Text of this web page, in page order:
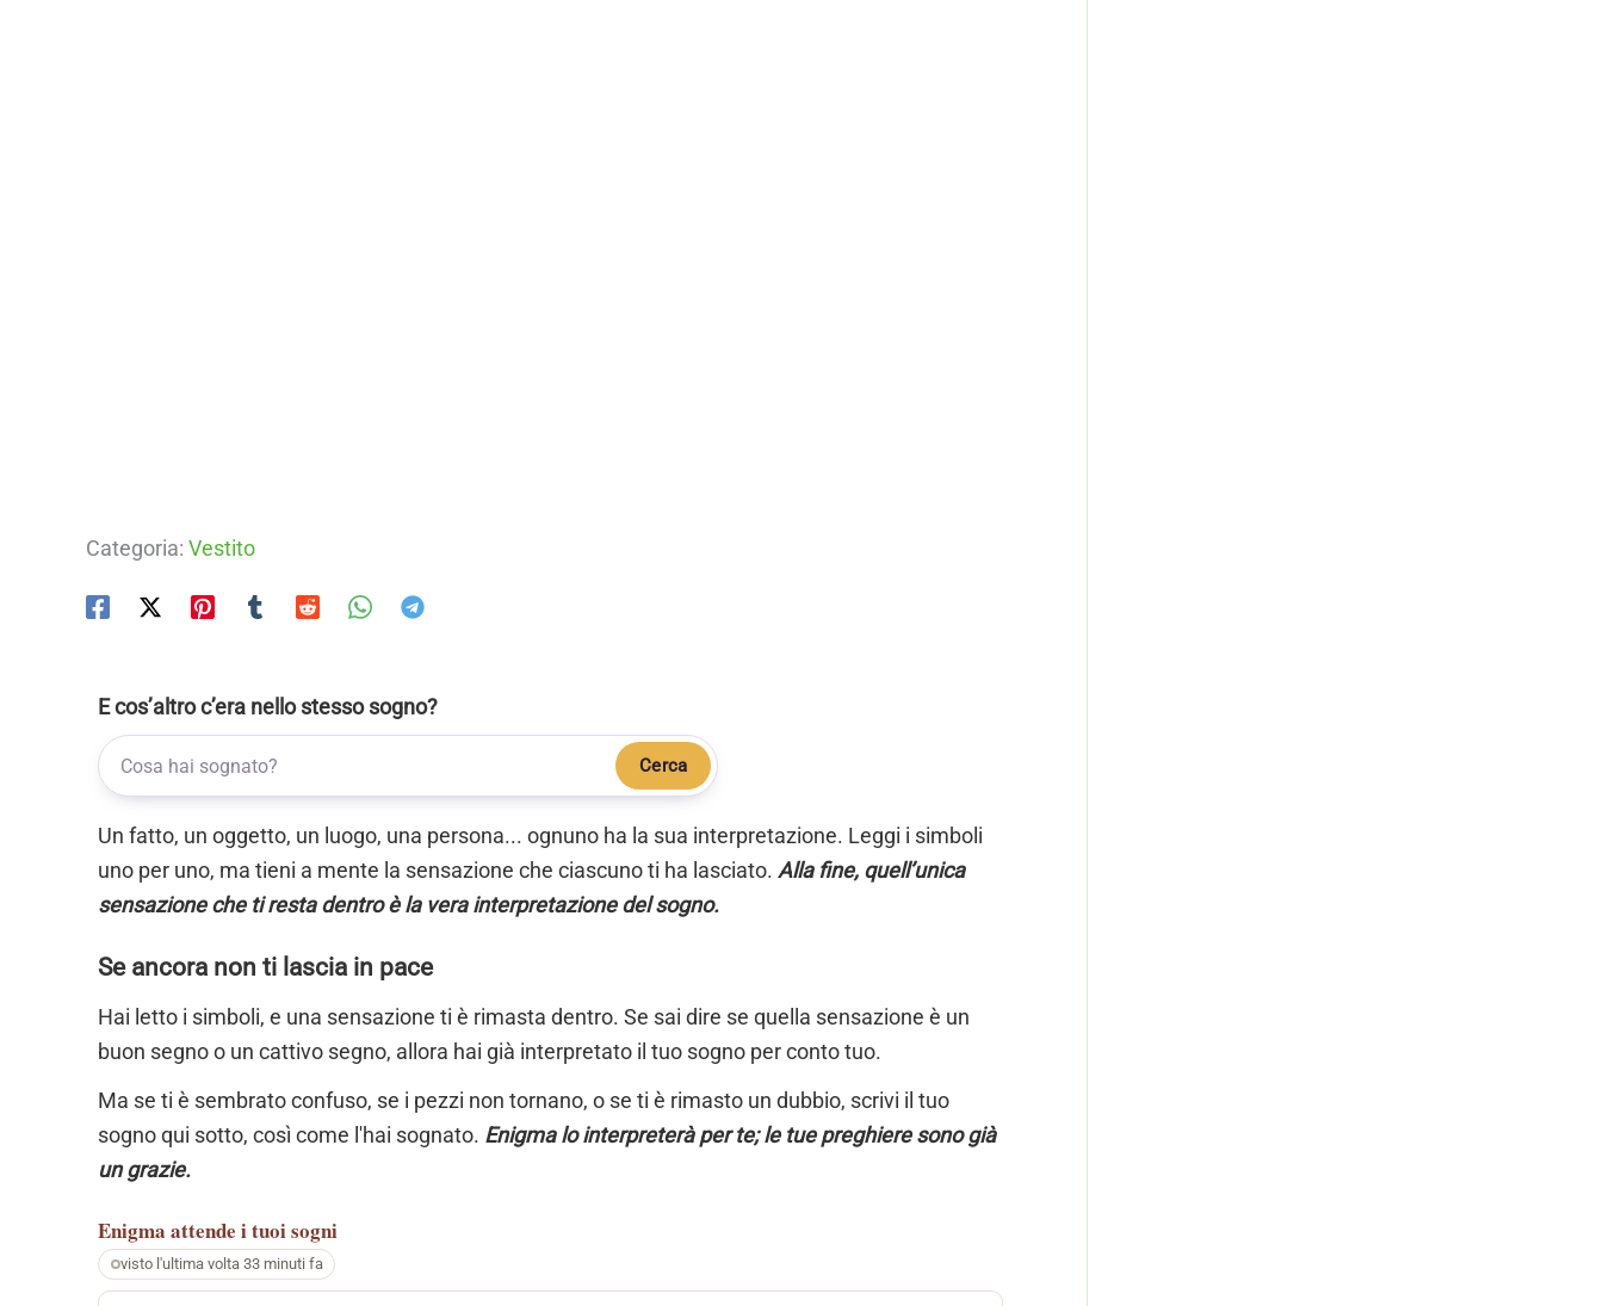
Categoria: Vestito
E cos’altro c’era nello stesso sogno?
Cerca
Un fatto, un oggetto, un luogo, una persona... ognuno ha la sua interpretazione. Leggi i simboli
uno per uno, ma tieni a mente la sensazione che ciascuno ti ha lasciato. Alla fine, quell’unica
sensazione che ti resta dentro è la vera interpretazione del sogno.
Se ancora non ti lascia in pace
Hai letto i simboli, e una sensazione ti è rimasta dentro. Se sai dire se quella sensazione è un
buon segno o un cattivo segno, allora hai già interpretato il tuo sogno per conto tuo.
Ma se ti è sembrato confuso, se i pezzi non tornano, o se ti è rimasto un dubbio, scrivi il tuo
sogno qui sotto, così come l'hai sognato. Enigma lo interpreterà per te; le tue preghiere sono già
un grazie.
Enigma attende i tuoi sogni
visto l'ultima volta 33 minuti fa